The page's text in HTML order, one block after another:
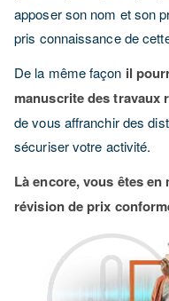
apposer son nom et son
pris connaissance de
De la même façon il
manuscrite des travaux
de vous affranchir des
sécuriser votre activité.
Là encore, vous êtes
révision de prix